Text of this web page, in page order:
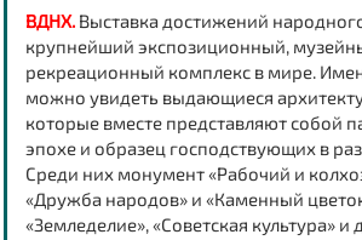
ВДНХ.Выставка достижений
крупнейший экспозиционный,
рекреационный комплекс в мире.
можно увидеть выдающиеся
которые вместе представляют собой
эпохе и образец господствующих в
Среди них монумент «Рабочий и
«Дружба народов» и «Каменный
«Земледелие», «Советская культура» и